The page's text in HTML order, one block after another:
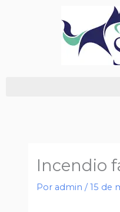
Incendio
Por admin/15 de